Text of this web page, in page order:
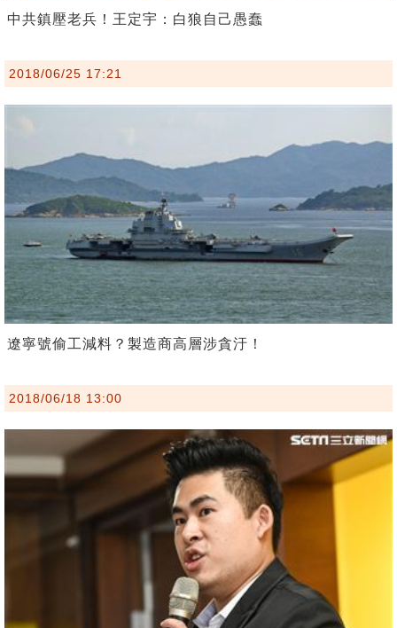
中共鎮壓老兵！王定宇：白狼自己愚蠢
2018/06/25 17:21
遼寧號偷工減料？製造商高層涉貪汙！
2018/06/18 13:00